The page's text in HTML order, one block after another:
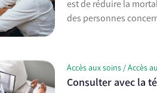
est de réduire la
des personnes
Accès aux soins / Accès
Consulter avec la